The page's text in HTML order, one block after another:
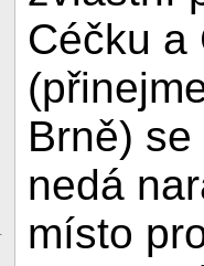
Céčku a
Brně)
nedá
místo